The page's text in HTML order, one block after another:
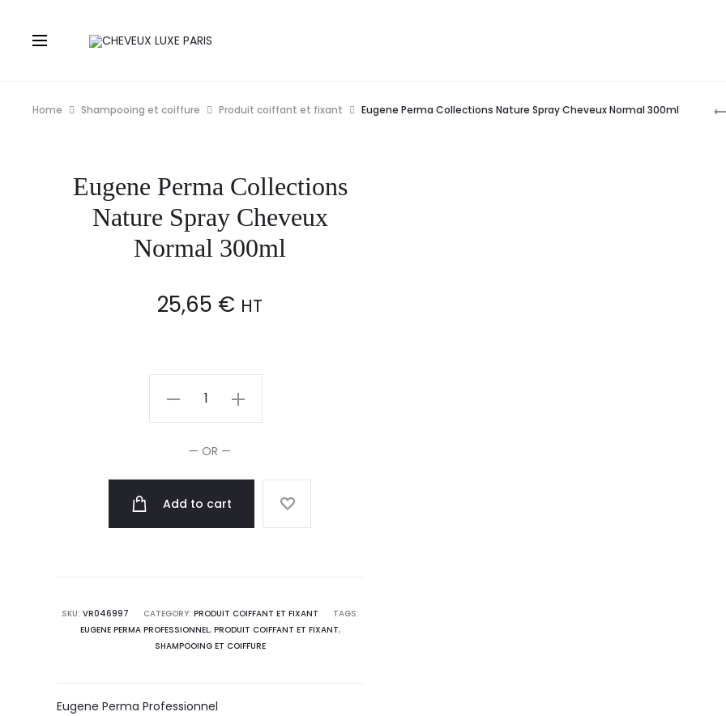
Home Shampooing et coiffure Produit coiffant et fixant Eugene Perma Collections Nature Spray Cheveux Normal 300ml
Eugene Perma Collections
Nature Spray Cheveux
Normal 300ml
25,65 € HT
Spray
Cheveux
Normal
— OR —
Add to cart
SKU: VR046997 CATEGORY: PRODUIT COIFFANT ET FIXANT
TAGS:
EUGENE PERMA PROFESSIONNEL, PRODUIT COIFFANT ET FIXANT,
SHAMPOOING ET COIFFURE
Eugene Perma Professionnel